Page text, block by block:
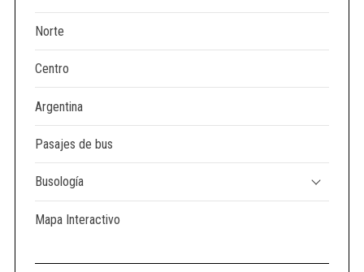
Norte
Centro
Argentina
Pasajes de bus
Busología
Mapa Interactivo